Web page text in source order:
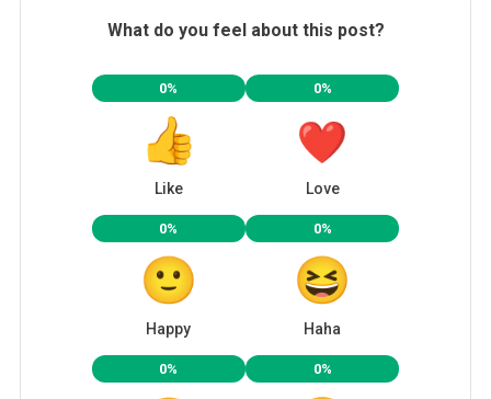
What do you feel about this post?
0%
Like
0%
Love
0%
Happy
0%
Haha
0% 0%